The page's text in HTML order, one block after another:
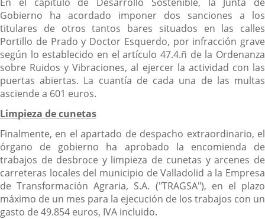
Gobierno ha acordado imponer dos sanciones a los
titulares de otros tantos bares situados en las calles
Portillo de Prado y Doctor Esquerdo, por infracción grave
según lo establecido en el artículo 47.4.ñ de la Ordenanza
sobre Ruidos y Vibraciones, al ejercer la actividad con las
puertas abiertas. La cuantía de cada una de las multas
asciende a 601 euros.
Limpieza de cunetas
Finalmente, en el apartado de despacho extraordinario, el
órgano de gobierno ha aprobado la encomienda de
trabajos de desbroce y limpieza de cunetas y arcenes de
carreteras locales del municipio de Valladolid a la Empresa
de Transformación Agraria, S.A. ("TRAGSA"), en el plazo
máximo de un mes para la ejecución de los trabajos con un
gasto de 49.854 euros, IVA incluido.